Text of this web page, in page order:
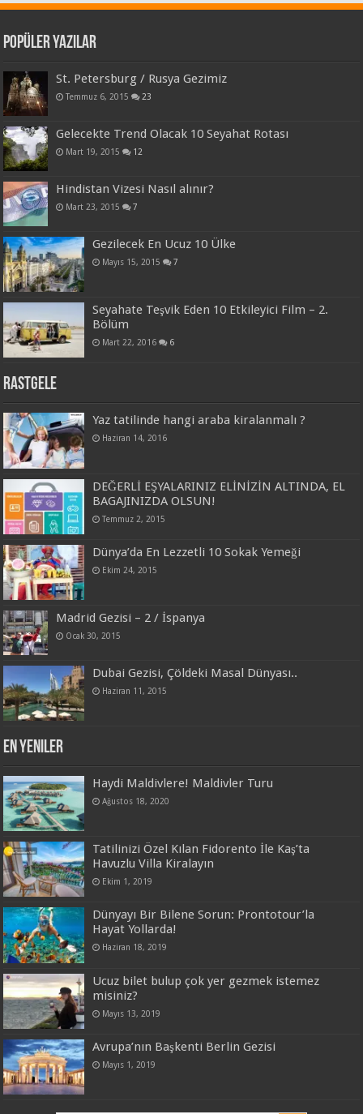
Popüler Yazılar
St. Petersburg / Rusya Gezimiz
Temmuz 6, 2015 23
Gelecekte Trend Olacak 10 Seyahat Rotası
Mart 19, 2015 12
Hindistan Vizesi Nasıl alınır?
Mart 23, 2015 7
Gezilecek En Ucuz 10 Ülke
Mayıs 15, 2015 7
Seyahate Teşvik Eden 10 Etkileyici Film – 2.
Bölüm
Mart 22, 2016 6
Rastgele
Yaz tatilinde hangi araba kiralanmalı ?
Haziran 14, 2016
DEĞERLİ EŞYALARINIZ ELİNİZİN ALTINDA, EL
BAGAJINIZDA OLSUN!
Temmuz 2, 2015
Dünya’da En Lezzetli 10 Sokak Yemeği
Ekim 24, 2015
Madrid Gezisi – 2 / İspanya
Ocak 30, 2015
Dubai Gezisi, Çöldeki Masal Dünyası..
Haziran 11, 2015
En Yeniler
Haydi Maldivlere! Maldivler Turu
Ağustos 18, 2020
Tatilinizi Özel Kılan Fidorento İle Kaş’ta
Havuzlu Villa Kiralayın
Ekim 1, 2019
Dünyayı Bir Bilene Sorun: Prontotour’la
Hayat Yollarda!
Haziran 18, 2019
Ucuz bilet bulup çok yer gezmek istemez
misiniz?
Mayıs 13, 2019
Avrupa’nın Başkenti Berlin Gezisi
Mayıs 1, 2019